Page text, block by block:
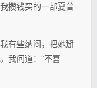
攒钱买的一部夏普
有些纳闷，把她掰
我问道：“不喜